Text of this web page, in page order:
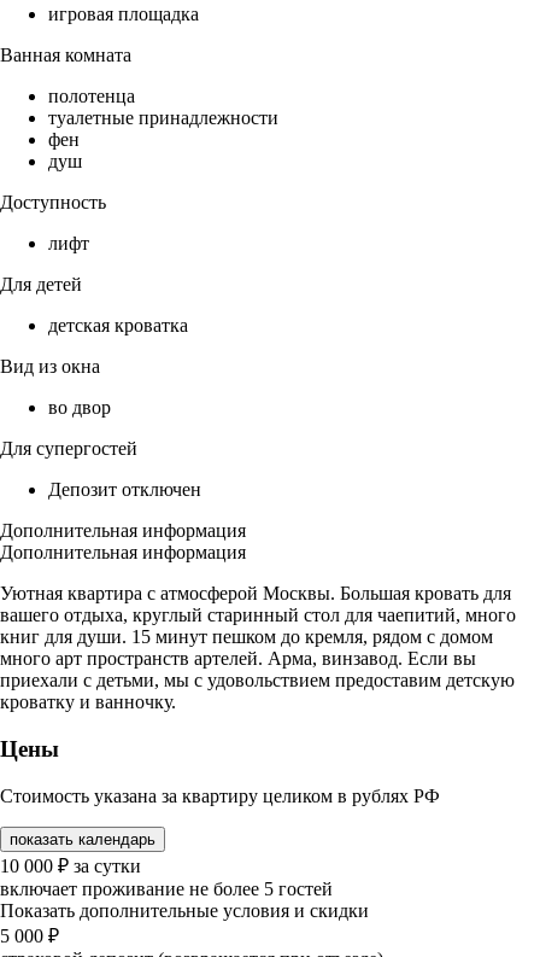
игровая площадка
Ванная комната
полотенца
туалетные принадлежности
фен
душ
Доступность
лифт
Для детей
детская кроватка
Вид из окна
во двор
Для супергостей
Депозит отключен
Дополнительная информация
Дополнительная информация
Уютная квартира с атмосферой Москвы. Большая кровать для
вашего отдыха, круглый старинный стол для чаепитий, много
книг для души. 15 минут пешком до кремля, рядом с домом
много арт пространств артелей. Арма, винзавод. Если вы
приехали с детьми, мы с удовольствием предоставим детскую
кроватку и ванночку.
Цены
Стоимость указана за квартиру целиком в рублях РФ
показать календарь
10 000 ₽ за сутки
включает проживание не более 5 гостей
Показать дополнительные условия и скидки
5 000 ₽